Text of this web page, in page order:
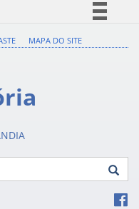
Acesso à informação
MAPA DO SITE